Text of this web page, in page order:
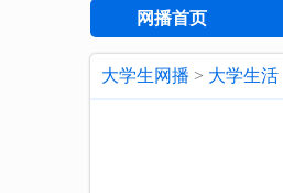
网播首页
大学生网播 > 大学生活